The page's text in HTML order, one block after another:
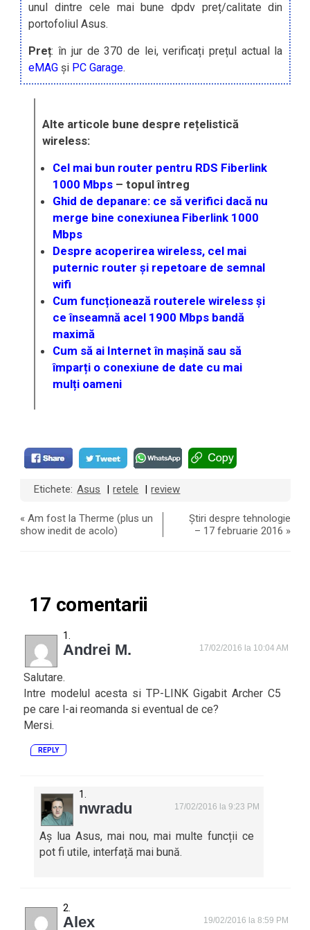
unul dintre cele mai bune dpdv preț/calitate din
portofoliul Asus.
Preț: în jur de 370 de lei, verificați prețul actual la
eMAG și PC Garage.
Alte articole bune despre rețelistică
wireless:
Cel mai bun router pentru RDS Fiberlink
1000 Mbps – topul întreg
Ghid de depanare: ce să verifici dacă nu
merge bine conexiunea Fiberlink 1000
Mbps
Despre acoperirea wireless, cel mai
puternic router și repetoare de semnal
wifi
Cum funcționează routerele wireless și
ce înseamnă acel 1900 Mbps bandă
maximă
Cum să ai Internet în mașină sau să
împarți o conexiune de date cu mai
mulți oameni
Etichete: Asus retele review
«Am fost la Therme (plus un
show inedit de acolo)
Știri despre tehnologie
– 17 februarie 2016 »
17 comentarii
Andrei M. 17/02/2016 la 10:04 AM
Salutare.
Intre modelul acesta si TP-LINK Gigabit Archer C5
pe care l-ai reomanda si eventual de ce?
Mersi.
REPLY
nwradu 17/02/2016 la 9:23 PM
Aș lua Asus, mai nou, mai multe funcții ce
pot fi utile, interfață mai bună.
Alex 19/02/2016 la 8:59 PM